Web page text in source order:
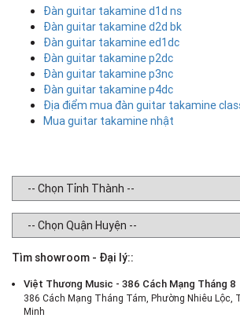
Đàn guitar takamine d1d ns
Đàn guitar takamine d2d bk
Đàn guitar takamine ed1dc
Đàn guitar takamine p2dc
Đàn guitar takamine p3nc
Đàn guitar takamine p4dc
Địa điểm mua đàn guitar takamine
Mua guitar takamine nhật
Tìm showroom - Đại lý::
Việt Thương Music - 386 Cách Mạng Tháng 8
386 Cách Mạng Tháng Tám, Phường Nhiêu Lộc,
Minh